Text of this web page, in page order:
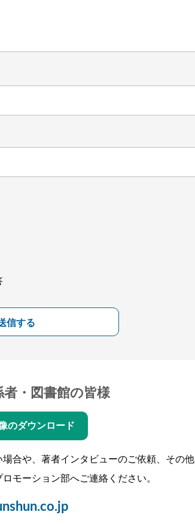
信する
・図書館の皆様
のダウンロード
合や、著者インタビューのご依頼、その他
モーション部へご連絡ください。